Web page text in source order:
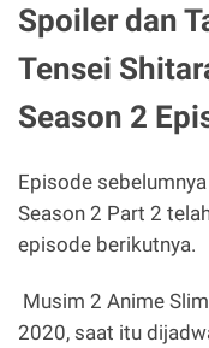
Spoiler dan
Tensei
Season 2
Episode
Season 2 Part 2
episode berikutnya.
Musim 2 Anime
2020, saat itu